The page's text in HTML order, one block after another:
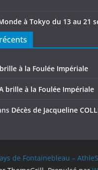
à Tokyo du 13 au 21
brille à la Foulée Impériale
brille à la Foulée Impériale
Décès de Jacqueline
de Fontainebleau –